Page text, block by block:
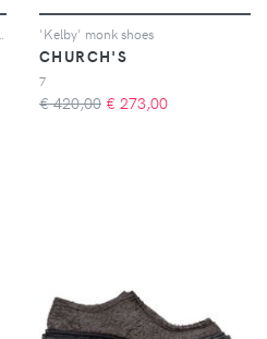
'Kelby' monk shoes
CHURCH'S
7
€ 420,00 € 273,00